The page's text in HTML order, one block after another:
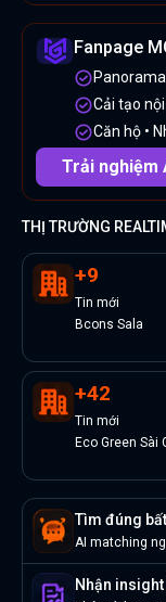
Fanpage
Cải tạo
Căn hộ •
Trải nghiệm
THỊ TRƯỜNG
+9
Tin mới
Bcons Sala
+42
Tin mới
Eco Green Sài
Tìm đúng
AI matching
Nhận